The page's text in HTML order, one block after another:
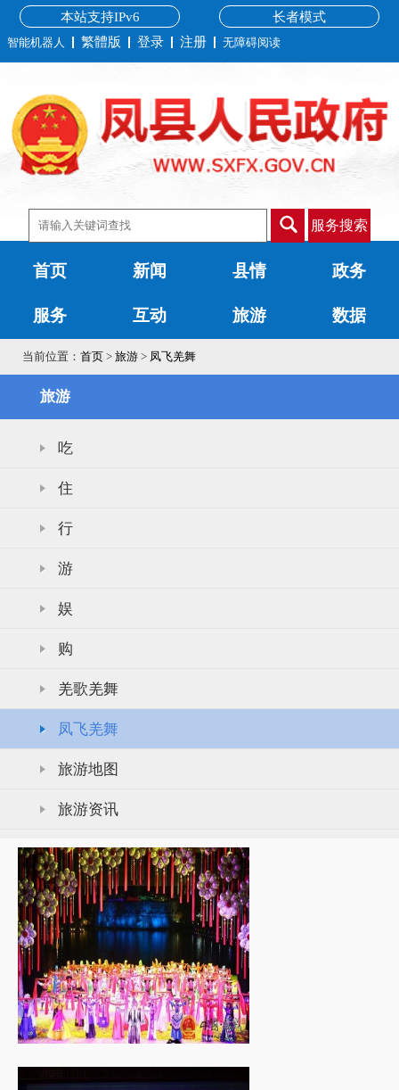
长者模式
本站支持IPv6
智能机器人 繁體版 登录 注册 无障碍阅读
服务搜索
首页 新闻 县情 政务
服务 互动 旅游 数据
当前位置： 首页 > 旅游 > 凤飞羌舞
旅游
吃
住
行
游
娱
购
羌歌羌舞
凤飞羌舞
旅游地图
旅游资讯
凤飞羌舞 • 古羌...